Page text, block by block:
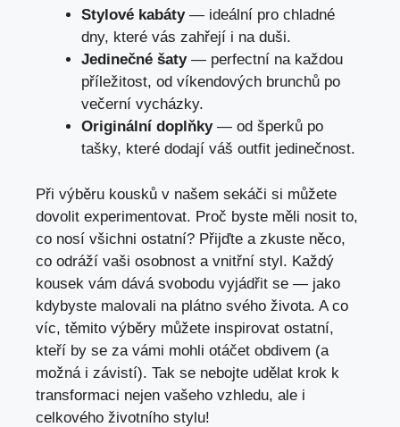
Stylové⁤ kabáty— ideální ‍pro chladné
dny, které vás zahřejí⁢ i ‌na duši.
Jedinečné šaty— perfectní na každou
příležitost, od víkendových brunchů po
večerní vycházky.
Originální doplňky—‍ od šperků po
⁣tašky, které dodají váš outfit jedinečnost.
Při výběru⁣ kousků ⁣v našem sekáči si můžete
dovolit experimentovat. Proč byste měli nosit to,
co nosí všichni ostatní? Přijďte⁤ a zkuste něco,
co odráží ⁣vaši osobnost a vnitřní styl. Každý
kousek vám dává svobodu vyjádřit‍ se — jako
kdybyste malovali na plátno svého ‌života. A co
⁣víc, těmito⁢ výběry můžete inspirovat ostatní,⁢
kteří ⁣by se za vámi mohli otáčet obdivem (a
možná i závistí). Tak se nebojte udělat krok k
transformaci nejen vašeho vzhledu, ale i
celkového životního stylu!